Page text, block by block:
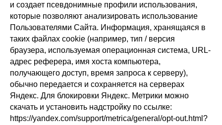
и создает псевдонимные профили использования,
которые позволяют анализировать использование
Пользователями Сайта. Информация, хранящаяся в
таких файлах cookie (например, тип / версия
браузера, используемая операционная система, URL-
адрес реферера, имя хоста компьютера,
получающего доступ, время запроса к серверу),
обычно передается и сохраняется на серверах
Яндекс. Для блокировки Яндекс. Метрики можно
скачать и установить надстройку по ссылке:
https://yandex.com/support/metrica/general/opt-out.html?